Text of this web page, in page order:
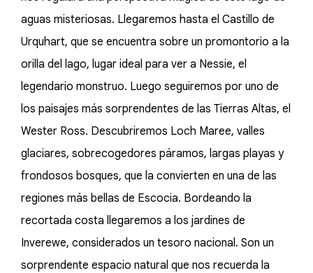
aguas misteriosas. Llegaremos hasta el Castillo de
Urquhart, que se encuentra sobre un promontorio a la
orilla del lago, lugar ideal para ver a Nessie, el
legendario monstruo. Luego seguiremos por uno de
los paisajes más sorprendentes de las Tierras Altas, el
Wester Ross. Descubriremos Loch Maree, valles
glaciares, sobrecogedores páramos, largas playas y
frondosos bosques, que la convierten en una de las
regiones más bellas de Escocia. Bordeando la
recortada costa llegaremos a los jardines de
Inverewe, considerados un tesoro nacional. Son un
sorprendente espacio natural que nos recuerda la